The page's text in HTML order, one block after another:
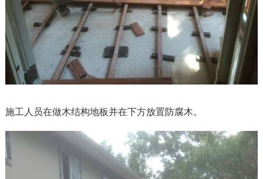
施工人员在做木结构地板并在下方放置防腐木。